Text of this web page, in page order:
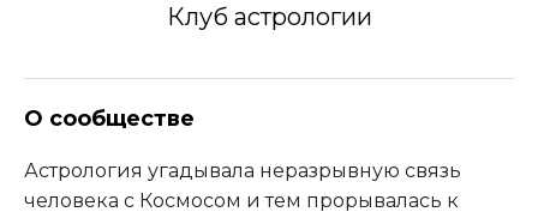
Клуб астрологии
О сообществе
Астрология угадывала неразрывную связь
человека с Космосом и тем прорывалась к